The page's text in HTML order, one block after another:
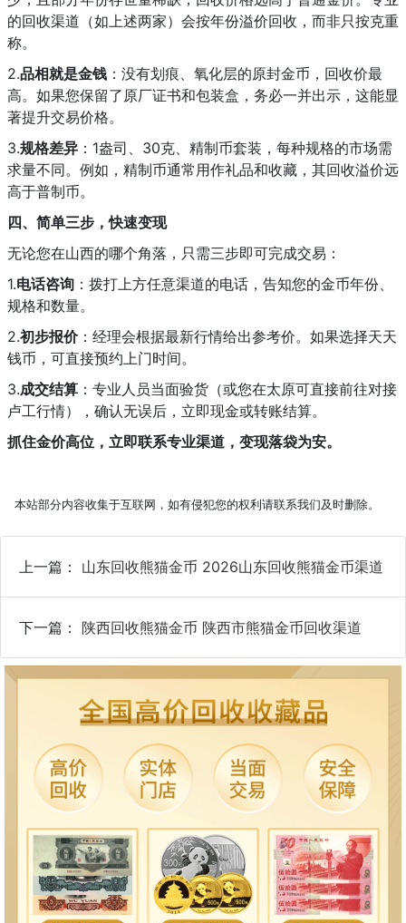
的回收渠道（如上述两家）会按年份溢价回收，而非只按克重
称。
2.品相就是金钱 ：没有划痕、氧化层的原封金币，回收价最
高。如果您保留了原厂证书和包装盒，务必一并出示，这能显
著提升交易价格。
3.规格差异 ：1盎司、30克、精制币套装，每种规格的市场需
求量不同。例如，精制币通常用作礼品和收藏，其回收溢价远
高于普制币。
四、简单三步，快速变现
无论您在山西的哪个角落，只需三步即可完成交易：
1.电话咨询 ：拨打上方任意渠道的电话，告知您的金币年份、
规格和数量。
2.初步报价：经理会根据最新行情给出参考价。如果选择天天
钱币，可直接预约上门时间。
3.成交结算 ：专业人员当面验货（或您在太原可直接前往对接
卢工行情），确认无误后，立即现金或转账结算。
抓住金价高位，立即联系专业渠道，变现落袋为安。
本站部分内容收集于互联网，如有侵犯您的权利请联系我们及时删除。
上一篇： 山东回收熊猫金币 2026山东回收熊猫金币渠道
下一篇： 陕西回收熊猫金币 陕西市熊猫金币回收渠道